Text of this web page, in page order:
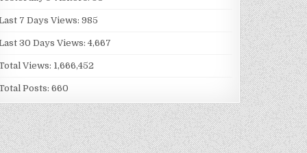
7 Days Views:985
30 Days Views:4,667
Views: 1,666,452
Posts:660